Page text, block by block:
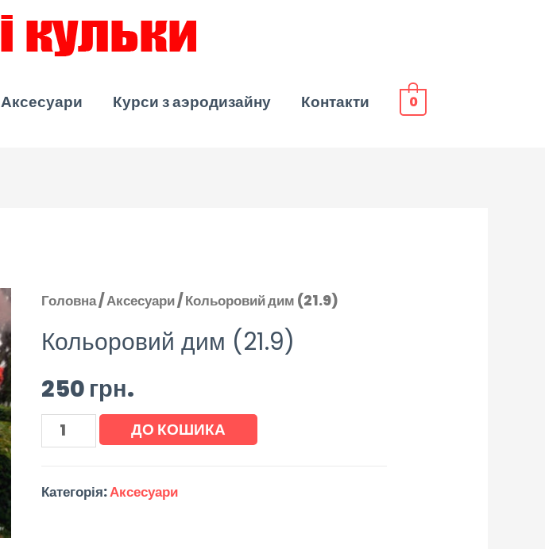
Аксесуари Курси з аэродизайну Контакти 0
Головна/Аксесуари/ Кольоровий дим (21.9)
Кольоровий дим (21.9)
250 грн.
ДО КОШИКА
Категорія:Аксесуари